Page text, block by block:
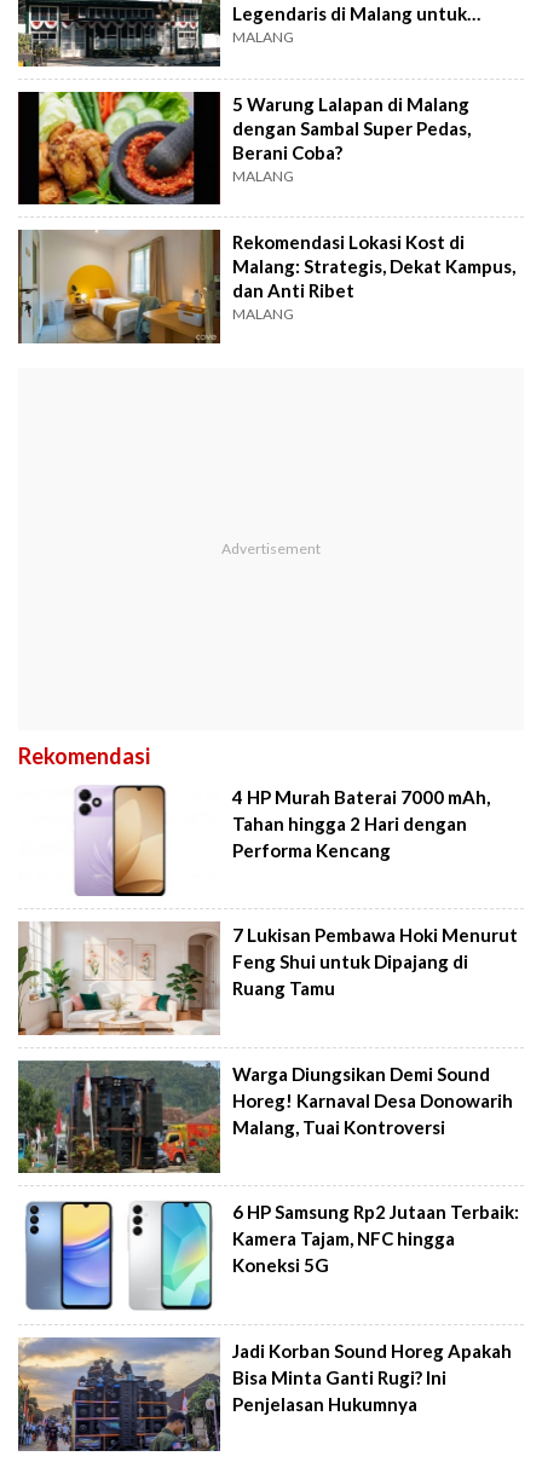
Legendaris di Malang untuk
Kumpul Keluarga
MALANG
5 Warung Lalapan di Malang
dengan Sambal Super Pedas,
Berani Coba?
MALANG
Rekomendasi Lokasi Kost di
Malang: Strategis, Dekat Kampus,
dan Anti Ribet
MALANG
Rekomendasi
4 HP Murah Baterai 7000 mAh,
Tahan hingga 2 Hari dengan
Performa Kencang
7 Lukisan Pembawa Hoki Menurut
Feng Shui untuk Dipajang di
Ruang Tamu
Warga Diungsikan Demi Sound
Horeg! Karnaval Desa Donowarih
Malang, Tuai Kontroversi
6 HP Samsung Rp2 Jutaan Terbaik:
Kamera Tajam, NFC hingga
Koneksi 5G
Jadi Korban Sound Horeg Apakah
Bisa Minta Ganti Rugi? Ini
Penjelasan Hukumnya